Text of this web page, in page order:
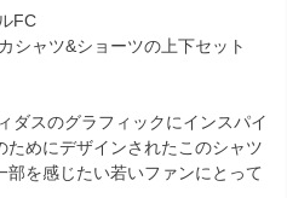
FC
シャツ&ショーツの上下セット
ダスのグラフィックにインスパイ
めにデザインされたこのシャツ
を感じたい若いファンにとって